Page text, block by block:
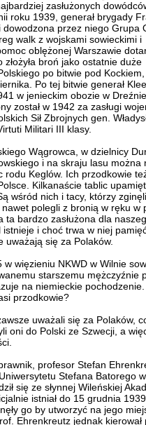
zasłużonych
roku 1939, generał brygady
dowodzona przez niego Grupa
walk z wojskami sowieckimi i
oblężonej Warszawie
broń jako ostatnie duże
po bitwie pod
Po tej bitwie generał
w jenieckim obozie w
został w 1942 za zasługi
Sił Zbrojnych gen.
Militari III klasy.
Wągrowca, w dzielnicy
i na skraju lasu można
rodu Keglów. Ich przodkowie
Kilkanaście tablic
wśród nich i tacy, którzy
polegli z bronią w ręku w
ta bardzo zasłużona dla
i choć trwa w niej
uważają się za Polaków.
w więzieniu NKWD w Wilnie
starszemu mężczyźnie
na niemieckie pochodzenie.
przodkowie?
uważali się za Polaków,
oni do Polski ze Szwecji, a
profesor Stefan
Stefana Batorego
się ze słynnej Wileńskiej
istniał do 15 grudnia
go by utworzyć na jego
Ehrenkreutz jednak kierował